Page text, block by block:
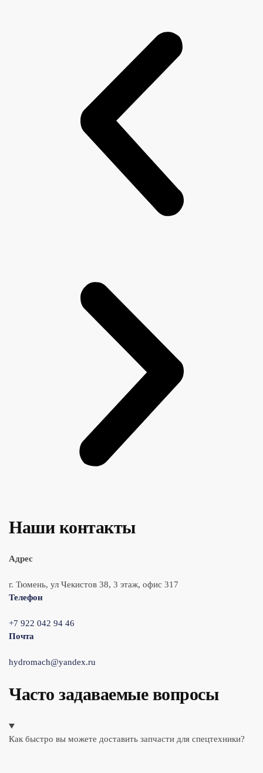
Наши контакты
Адрес
г. Тюмень, ул Чекистов 38, 3 этаж, офис 317
Телефон
+7 922 042 94 46
Почта
hydromach@yandex.ru
Часто задаваемые вопросы
Как быстро вы можете доставить запчасти для спецтехники?